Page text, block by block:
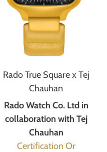
Rado True Square x Tej
Chauhan
Rado Watch Co. Ltd in
collaboration with Tej
Chauhan
Certification Or